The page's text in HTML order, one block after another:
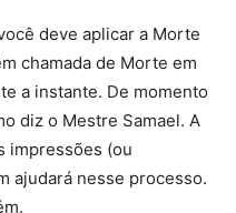
deve aplicar a Morte
chamada de Morte em
a instante. De momento
diz o Mestre Samael. A
impressões (ou
ajudará nesse processo.